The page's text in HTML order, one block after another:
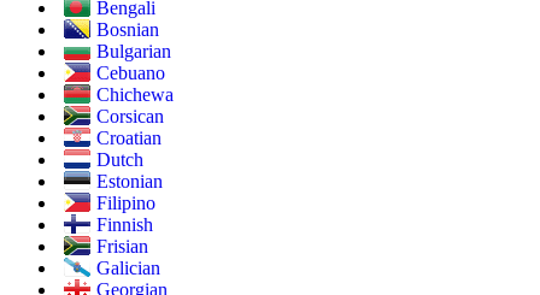
Bengali
Bosnian
Bulgarian
Cebuano
Chichewa
Corsican
Croatian
Dutch
Estonian
Filipino
Finnish
Frisian
Galician
Georgian